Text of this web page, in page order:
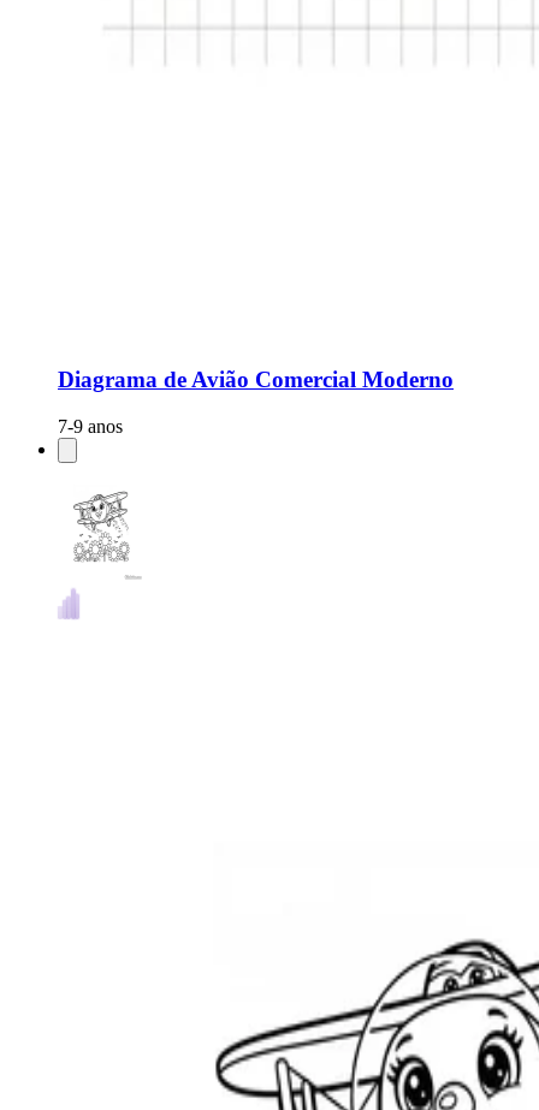
Diagrama de Avião Comercial Moderno
7-9 anos